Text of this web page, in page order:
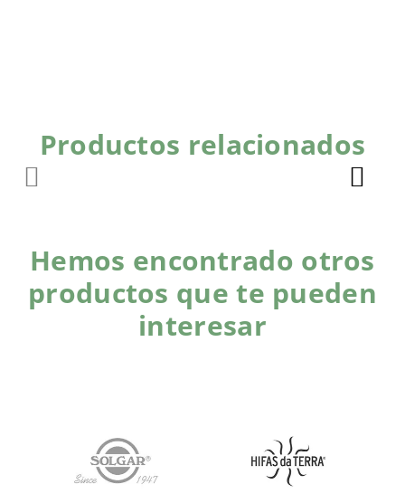
Productos relacionados
Hemos encontrado otros
productos que te pueden
interesar